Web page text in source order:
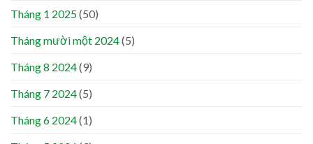
Tháng 1 2025(50)
Tháng mười một 2024(5)
Tháng 8 2024(9)
Tháng 7 2024(5)
Tháng 6 2024(1)